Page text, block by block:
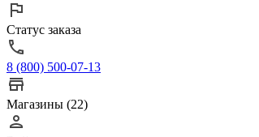
Статус заказа
8 (800) 500-07-13
Магазины (22)